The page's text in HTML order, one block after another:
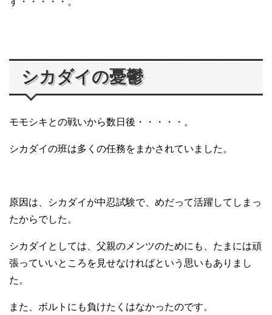
シカダイの憂鬱
モモシキとの戦いから数日後・・・・・。
シカダイの班は多くの任務をまかされていました。
原因は、シカダイが中忍試験で、めだって活躍してしまっ
たからでした。
シカダイとしては、父親のメンツのためにも、たまには頑
張っていいところを見せなければという思いもありまし
た。
また、ボルトにも負けたくはなかったのです。